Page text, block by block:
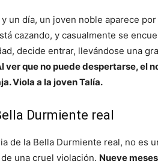
y un día, un joven noble aparece
cazando, y casualmente se
decide entrar, llevándose una
ver que no puede despertarse, el
Viola a la joven Talía.
Durmiente real
de la Bella Durmiente real, no es
una cruel violación. Nueve